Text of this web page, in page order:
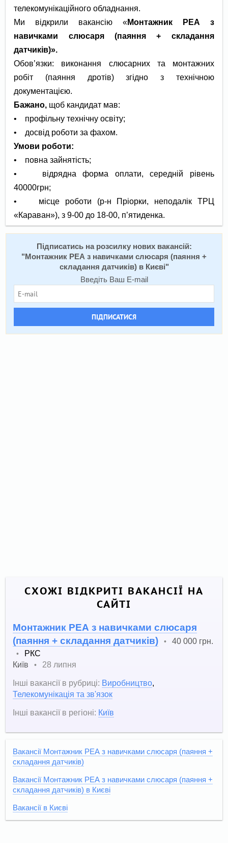
телекомунікаційного обладнання.
Ми відкрили вакансію «Монтажник РЕА з
навичками слюсаря (паяння + складання
датчиків)».
Обов’язки: виконання слюсарних та монтажних
робіт (паяння дротів) згідно з технічною
документацією.
Бажано, щоб кандидат мав:
• профільну технічну освіту;
• досвід роботи за фахом.
Умови роботи:
• повна зайнятість;
• відрядна форма оплати, середній рівень
40000грн;
• місце роботи (р-н Пріорки, неподалік ТРЦ
«Караван»), з 9-00 до 18-00, п’ятиденка.
Підписатись на розсилку нових вакансій:
" Монтажник РЕА з навичками слюсаря (паяння +
складання датчиків) в Києві"
Введіть Ваш E-mail
ПІДПИСАТИСЯ
СХОЖІ ВІДКРИТІ ВАКАНСІЇ НА
САЙТІ
Монтажник РЕА з навичками слюсаря
(паяння + складання датчиків)
• 40 000 грн.
•
РКС
Київ
•
28 липня
Інші вакансії в рубриці: Виробництво,
Телекомунікація та зв'язок
Інші вакансії в регіоні: Київ
Вакансії Монтажник РЕА з навичками слюсаря (паяння +
складання датчиків)
Вакансії Монтажник РЕА з навичками слюсаря (паяння +
складання датчиків) в Києві
Вакансії в Києві